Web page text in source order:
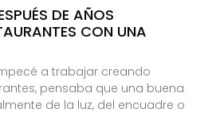
DE AÑOS
CON UNA
a trabajar creando
pensaba que una buena
de la luz, del encuadre o